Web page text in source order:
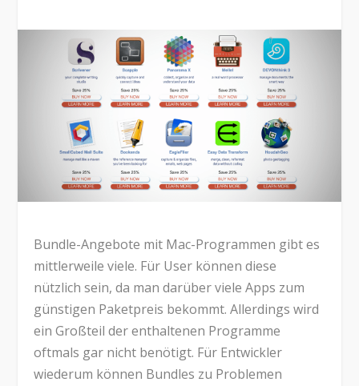
Bundle-Angebote mit Mac-Programmen gibt es
mittlerweile viele. Für User können diese
nützlich sein, da man darüber viele Apps zum
günstigen Paketpreis bekommt. Allerdings wird
ein Großteil der enthaltenen Programme
oftmals gar nicht benötigt. Für Entwickler
wiederum können Bundles zu Problemen